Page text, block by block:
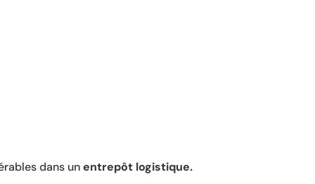
dans unentrepôt logistique.